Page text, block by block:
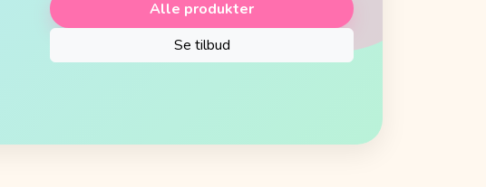
Alle produkter
Se tilbud